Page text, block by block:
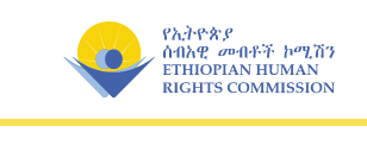
content